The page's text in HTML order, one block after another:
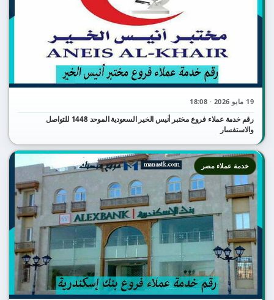
19 مايو 2026 · 18:08
رقم خدمة عملاء فروع مختبر أنيس الخير السعودية الموحد 1448 للتواصل
والاستفسار
خدمة عملاء مصر